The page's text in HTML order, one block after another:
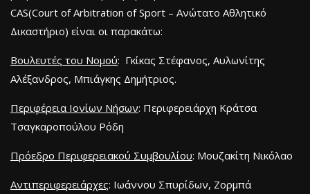
CAS(Court of Arbitration of Sport – Ανώτατο Αθλητικό
Δικαστήριο) είναι οι παρακάτω:
Βουλευτές του Νομού: Γκίκας Στέφανος, Αυλωνίτης
Αλέξανδρος, Μπιάγκης Δημήτριος.
Περιφέρεια Ιονίων Νήσων: Περιφερειάρχη Κράτσα
Τσαγκαροπούλου Ρόδη
Πρόεδρο Περιφερειακού Συμβουλίου: Μουζακίτη Νικόλαο
Αντιπεριφερειάρχες: Ιωάννου Σπυρίδων, Ζορμπά